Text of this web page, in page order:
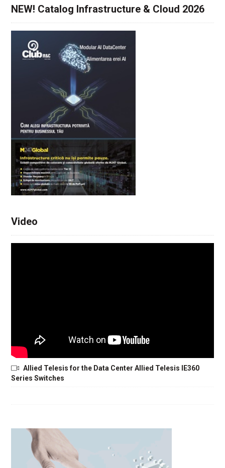
NEW! Catalog Infrastructure & Cloud 2026
Video
Allied Telesis for the Data Center Allied Telesis IE360
Series Switches